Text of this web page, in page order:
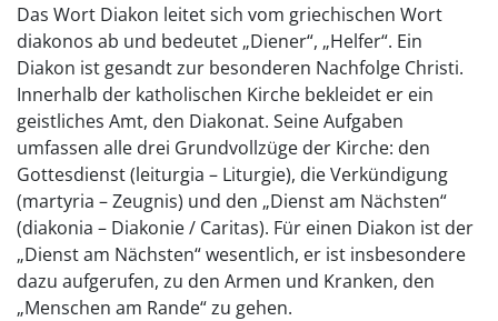
Das Wort Diakon leitet sich vom griechischen Wort
diakonos ab und bedeutet „Diener“, „Helfer“. Ein
Diakon ist gesandt zur besonderen Nachfolge Christi.
Innerhalb der katholischen Kirche bekleidet er ein
geistliches Amt, den Diakonat. Seine Aufgaben
umfassen alle drei Grundvollzüge der Kirche: den
Gottesdienst (leiturgia – Liturgie), die Verkündigung
(martyria – Zeugnis) und den „Dienst am Nächsten“
(diakonia – Diakonie / Caritas). Für einen Diakon ist der
„Dienst am Nächsten“ wesentlich, er ist insbesondere
dazu aufgerufen, zu den Armen und Kranken, den
„Menschen am Rande“ zu gehen.